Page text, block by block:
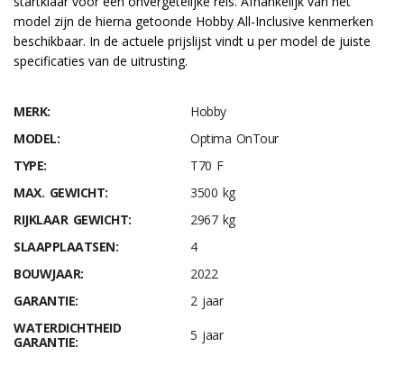
model zijn de hierna getoonde Hobby All-Inclusive kenmerken
beschikbaar. In de actuele prijslijst vindt u per model de juiste
specificaties van de uitrusting.
MERK:
Hobby
MODEL:
Optima OnTour
TYPE:
T70 F
MAX. GEWICHT:
3500 kg
RIJKLAAR GEWICHT:
2967 kg
SLAAPPLAATSEN:
4
BOUWJAAR:
2022
GARANTIE:
2 jaar
WATERDICHTHEID
GARANTIE:
5 jaar